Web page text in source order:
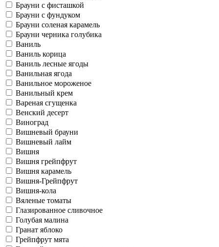
Брауни с фисташкой
Брауни с фундуком
Брауни соленая карамель
Брауни черника голубика
Ваниль
Ваниль корица
Ваниль лесные ягоды
Ванильная ягода
Ванильное мороженое
Ванильный крем
Вареная сгущенка
Венский десерт
Виноград
Вишневый брауни
Вишневый лайм
Вишня
Вишня грейпфрут
Вишня карамель
Вишня-Грейпфрут
Вишня-кола
Вяленые томаты
Глазированное сливочное
Голубая малина
Гранат яблоко
Грейпфрут мята